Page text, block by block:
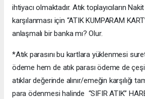
ihtiyacı olmaktadır. Atık toplayıcıların
karşılanması için “ATIK KUMPARAM
anlaşmalı bir banka mı? Olur.
*Atık parasını bu kartlara yüklenmesi
ödeme hem de atık parası ödeme de
atıklar değerinde alınır/emeğin karşılığı
para ödenmesi halinde “SIFIR ATIK”